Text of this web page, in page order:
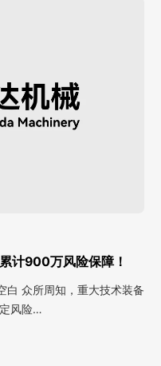
计900万风险保障！
白 众所周知，重大技术装备
风险…